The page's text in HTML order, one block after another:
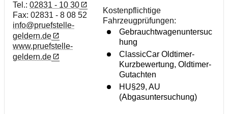
Tel.: 02831 - 10 30
Fax: 02831 - 8 08 52
info@pruefstelle-
geldern.de
www.pruefstelle-
geldern.de
Kostenpflichtige
Fahrzeugprüfungen:
Gebrauchtwagenuntersuc
hung
ClassicCar Oldtimer-
Kurzbewertung, Oldtimer-
Gutachten
HU§29, AU
(Abgasuntersuchung)